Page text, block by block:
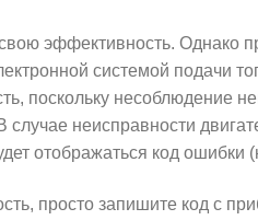
эффективность. Однако
системой подачи
поскольку несоблюдение
неисправности
отображаться код ошибки
просто запишите код с